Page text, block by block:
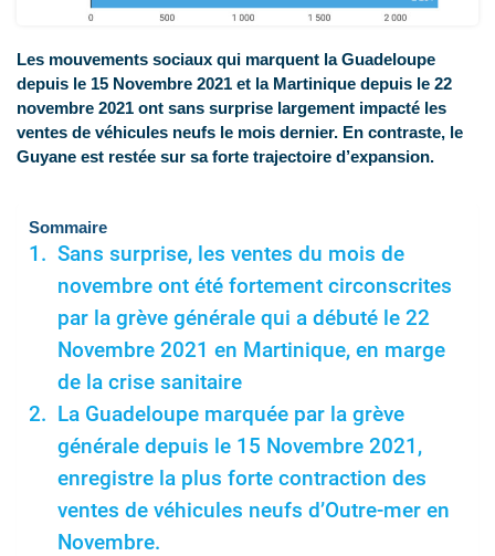
Les mouvements sociaux qui marquent la Guadeloupe
depuis le 15 Novembre 2021 et la Martinique depuis le 22
novembre 2021 ont sans surprise largement impacté les
ventes de véhicules neufs le mois dernier. En contraste, le
Guyane est restée sur sa forte trajectoire d’expansion.
Sommaire
Sans surprise, les ventes du mois de
novembre ont été fortement circonscrites
par la grève générale qui a débuté le 22
Novembre 2021 en Martinique, en marge
de la crise sanitaire
La Guadeloupe marquée par la grève
générale depuis le 15 Novembre 2021,
enregistre la plus forte contraction des
ventes de véhicules neufs d’Outre-mer en
Novembre.